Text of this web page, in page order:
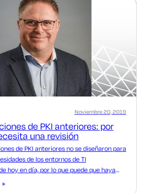
de PKI anteriores: por
una revisión
Noviembre 20, 2019
de PKI anteriores no se diseñaron para
de los entornos de TI
hoy en día, por lo que puede que haya
de revisar su PKI actual.